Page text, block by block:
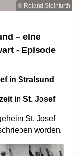
© Roland Steinfurth
– eine
- Episode
in Stralsund
in St. Josef
St. Josef
worden.